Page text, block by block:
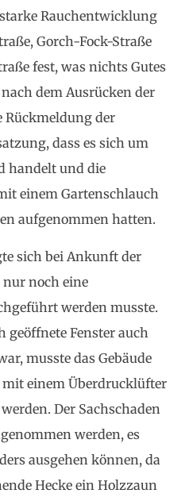
Rauchentwicklung
Gorch-Fock-Straße
fest, was nichts Gutes
dem Ausrücken der
Rückmeldung der
dass es sich um
handelt und die
einem Gartenschlauch
aufgenommen hatten.
sich bei Ankunft der
nur noch eine
werden musste.
geöffnete Fenster auch
musste das Gebäude
mit einem Überdrucklüfter
Der Sachschaden
werden, es
ausgehen können, da
Hecke ein Holzzaun